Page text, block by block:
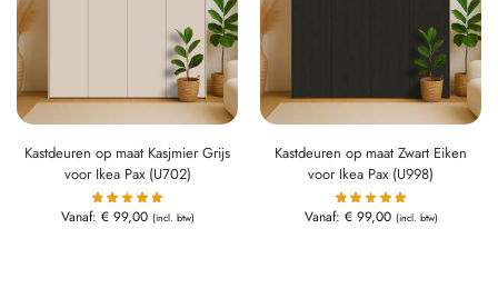
Kastdeuren op maat Kasjmier Grijs
voor Ikea Pax (U702)
Vanaf: €99,00 (incl. btw)
Kastdeuren op maat Zwart Eiken
voor Ikea Pax (U998)
Vanaf: €99,00 (incl. btw)